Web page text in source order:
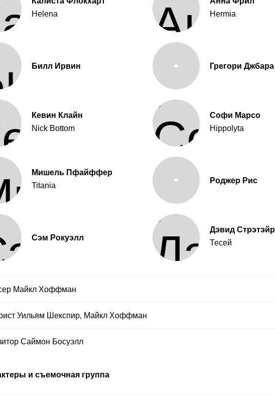
Helena
Hermia
Билл Ирвин Грегори Джбара
Кевин Клайн
Nick Bottom
Софи Марсо
Hippolyta
Мишель Пфайффер
Titania
Роджер Рис
Сэм Рокуэлл
Дэвид
Тесей
Майкл Хоффман
Уильям Шекспир, Майкл Хоффман
Саймон Босуэлл
и съемочная группа